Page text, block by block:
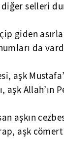
diğer selleri
giden
da
aşk
aşk Allah’ın
aşkın
aşk